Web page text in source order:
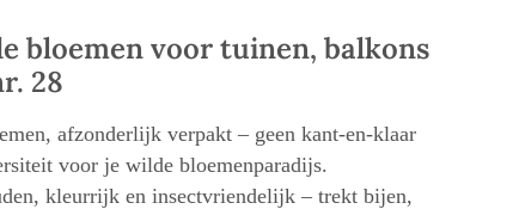
bloemen voor tuinen, balkons
28
afzonderlijk verpakt – geen kant-en-klaar
voor je wilde bloemenparadijs.
kleurrijk en insectvriendelijk – trekt bijen,